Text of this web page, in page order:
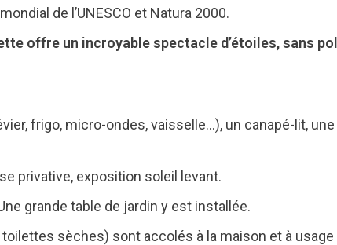
de l’UNESCO et Natura 2000.
offre un incroyable spectacle d’étoiles, sans
frigo, micro-ondes, vaisselle…), un canapé-lit,
privative, exposition soleil levant.
grande table de jardin y est installée.
sèches) sont accolés à la maison et à